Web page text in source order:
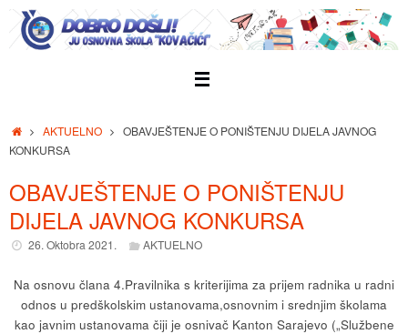
Skip
content
HomeAKTUELNO
OBAVJEŠTENJE O PONIŠTENJU DIJELA JAVNOG
KONKURSA
OBAVJEŠTENJE O PONIŠTENJU
DIJELA JAVNOG KONKURSA
26. Oktobra 2021. AKTUELNO
Na osnovu člana 4.Pravilnika s kriterijima za prijem radnika u radni
odnos u predškolskim ustanovama,osnovnim i srednjim školama
kao javnim ustanovama čiji je osnivač Kanton Sarajevo („Službene